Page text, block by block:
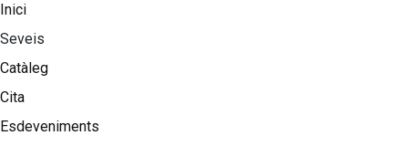
Inici
Seveis
Catàleg
Cita
Esdeveniments